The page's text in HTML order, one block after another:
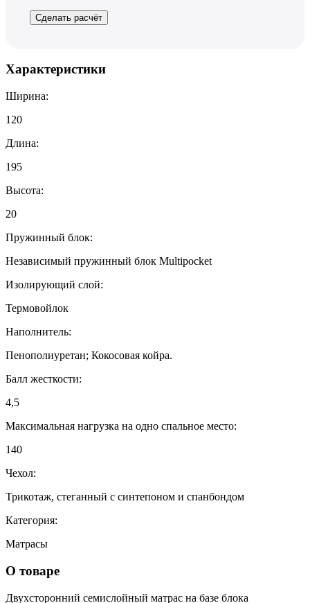
Сделать расчёт
Характеристики
Ширина:
120
Длина:
195
Высота:
20
Пружинный блок:
Независимый пружинный блок Multipocket
Изолирующий слой:
Термовойлок
Наполнитель:
Пенополиуретан; Кокосовая койра.
Балл жесткости:
4,5
Максимальная нагрузка на одно спальное место:
140
Чехол:
Трикотаж, стеганный с синтепоном и спанбондом
Категория:
Матрасы
О товаре
Двухсторонний семислойный матрас на базе блока